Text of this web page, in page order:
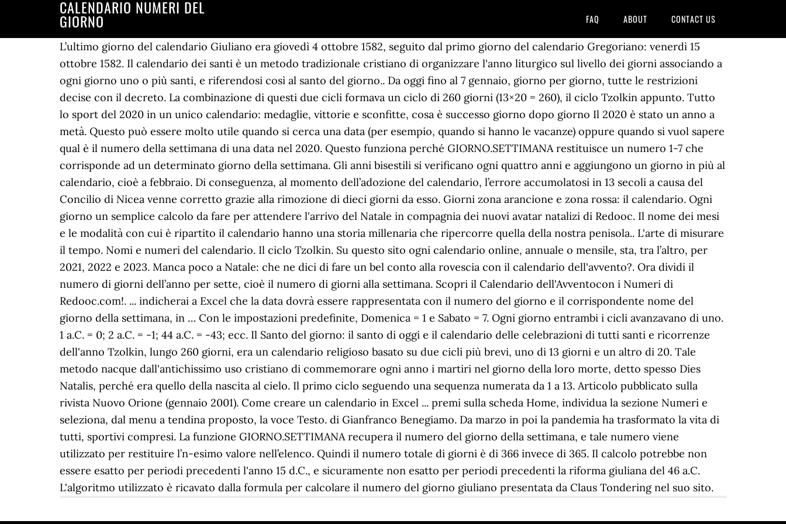
CALENDARIO NUMERI DEL
GIORNO FAQ ABOUT CONTACT US
L’ultimo giorno del calendario Giuliano era giovedì 4 ottobre 1582, seguito dal primo giorno del calendario Gregoriano: venerdì 15
ottobre 1582. Il calendario dei santi è un metodo tradizionale cristiano di organizzare l'anno liturgico sul livello dei giorni associando a
ogni giorno uno o più santi, e riferendosi così al santo del giorno.. Da oggi fino al 7 gennaio, giorno per giorno, tutte le restrizioni
decise con il decreto. La combinazione di questi due cicli formava un ciclo di 260 giorni (13×20 = 260), il ciclo Tzolkin appunto. Tutto
lo sport del 2020 in un unico calendario: medaglie, vittorie e sconfitte, cosa è successo giorno dopo giorno Il 2020 è stato un anno a
metà. Questo può essere molto utile quando si cerca una data (per esempio, quando si hanno le vacanze) oppure quando si vuol sapere
qual è il numero della settimana di una data nel 2020. Questo funziona perché GIORNO.SETTIMANA restituisce un numero 1-7 che
corrisponde ad un determinato giorno della settimana. Gli anni bisestili si verificano ogni quattro anni e aggiungono un giorno in più al
calendario, cioè a febbraio. Di conseguenza, al momento dell’adozione del calendario, l’errore accumolatosi in 13 secoli a causa del
Concilio di Nicea venne corretto grazie alla rimozione di dieci giorni da esso. Giorni zona arancione e zona rossa: il calendario. Ogni
giorno un semplice calcolo da fare per attendere l'arrivo del Natale in compagnia dei nuovi avatar natalizi di Redooc. Il nome dei mesi
e le modalità con cui è ripartito il calendario hanno una storia millenaria che ripercorre quella della nostra penisola.. L'arte di misurare
il tempo. Nomi e numeri del calendario. Il ciclo Tzolkin. Su questo sito ogni calendario online, annuale o mensile, sta, tra l’altro, per
2021, 2022 e 2023. Manca poco a Natale: che ne dici di fare un bel conto alla rovescia con il calendario dell'avvento?. Ora dividi il
numero di giorni dell’anno per sette, cioè il numero di giorni alla settimana. Scopri il Calendario dell'Avventocon i Numeri di
Redooc.com!. ... indicherai a Excel che la data dovrà essere rappresentata con il numero del giorno e il corrispondente nome del
giorno della settimana, in … Con le impostazioni predefinite, Domenica = 1 e Sabato = 7. Ogni giorno entrambi i cicli avanzavano di uno.
1 a.C. = 0; 2 a.C. = -1; 44 a.C. = -43; ecc. Il Santo del giorno: il santo di oggi e il calendario delle celebrazioni di tutti santi e ricorrenze
dell'anno Tzolkin, lungo 260 giorni, era un calendario religioso basato su due cicli più brevi, uno di 13 giorni e un altro di 20. Tale
metodo nacque dall'antichissimo uso cristiano di commemorare ogni anno i martiri nel giorno della loro morte, detto spesso Dies
Natalis, perché era quello della nascita al cielo. Il primo ciclo seguendo una sequenza numerata da 1 a 13. Articolo pubblicato sulla
rivista Nuovo Orione (gennaio 2001). Come creare un calendario in Excel ... premi sulla scheda Home, individua la sezione Numeri e
seleziona, dal menu a tendina proposto, la voce Testo. di Gianfranco Benegiamo. Da marzo in poi la pandemia ha trasformato la vita di
tutti, sportivi compresi. La funzione GIORNO.SETTIMANA recupera il numero del giorno della settimana, e tale numero viene
utilizzato per restituire l’n-esimo valore nell’elenco. Quindi il numero totale di giorni è di 366 invece di 365. Il calcolo potrebbe non
essere esatto per periodi precedenti l'anno 15 d.C., e sicuramente non esatto per periodi precedenti la riforma giuliana del 46 a.C.
L'algoritmo utilizzato è ricavato dalla formula per calcolare il numero del giorno giuliano presentata da Claus Tondering nel suo sito.